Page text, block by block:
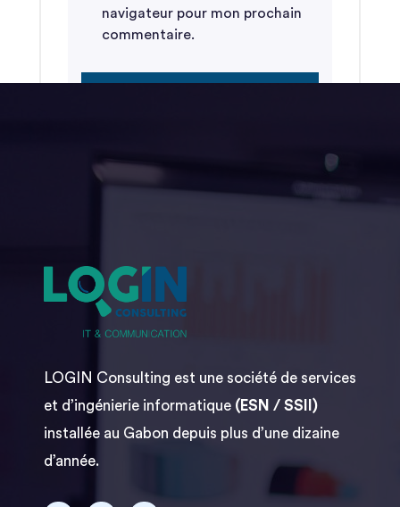
navigateur pour mon prochain
commentaire.
LOGIN Consulting est une société de services
et d’ingénierie informatique (ESN / SSII)
installée au Gabon depuis plus d’une dizaine
d’année.